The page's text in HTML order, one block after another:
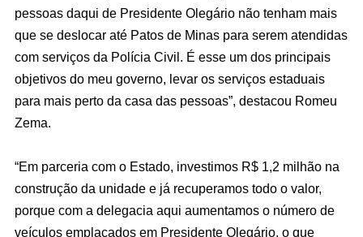
pessoas daqui de Presidente Olegário não tenham mais
que se deslocar até Patos de Minas para serem atendidas
com serviços da Polícia Civil. É esse um dos principais
objetivos do meu governo, levar os serviços estaduais
para mais perto da casa das pessoas”, destacou Romeu
Zema.
“Em parceria com o Estado, investimos R$ 1,2 milhão na
construção da unidade e já recuperamos todo o valor,
porque com a delegacia aqui aumentamos o número de
veículos emplacados em Presidente Olegário, o que